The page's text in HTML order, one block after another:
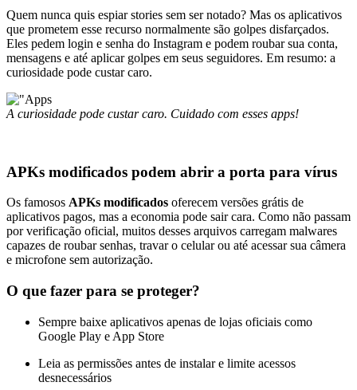
Quem nunca quis espiar stories sem ser notado? Mas os aplicativos
que prometem esse recurso normalmente são golpes disfarçados.
Eles pedem login e senha do Instagram e podem roubar sua conta,
mensagens e até aplicar golpes em seus seguidores. Em resumo: a
curiosidade pode custar caro.
A curiosidade pode custar caro. Cuidado com esses apps!
APKs modificados podem abrir a porta para vírus
Os famosos APKs modificados oferecem versões grátis de
aplicativos pagos, mas a economia pode sair cara. Como não passam
por verificação oficial, muitos desses arquivos carregam malwares
capazes de roubar senhas, travar o celular ou até acessar sua câmera
e microfone sem autorização.
O que fazer para se proteger?
Sempre baixe aplicativos apenas de lojas oficiais como
Google Play e App Store
Leia as permissões antes de instalar e limite acessos
desnecessários